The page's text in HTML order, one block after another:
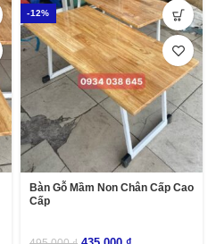
-12%
Bàn Gỗ Mầm Non Chân Cấp Cao
Cấp